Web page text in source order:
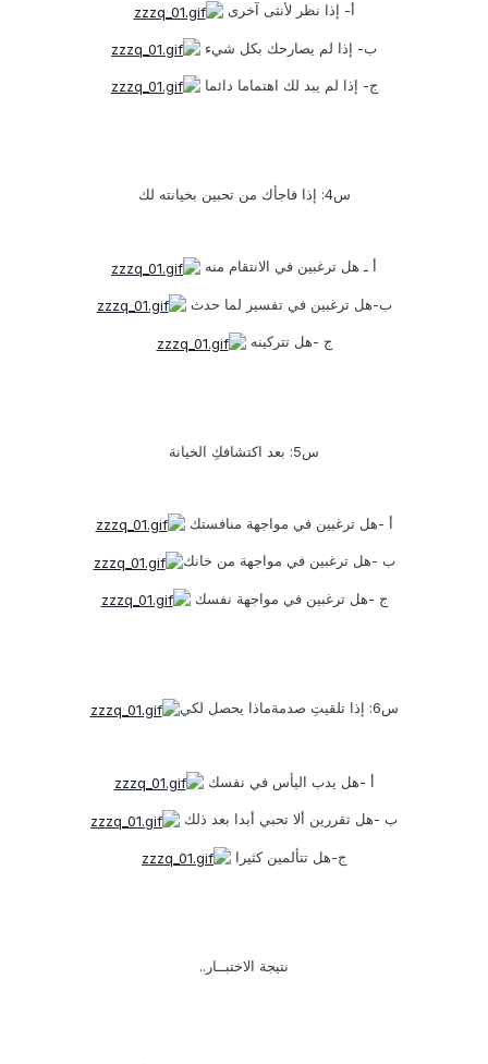
أ- إذا نظر لأنثى آخرى
ب- إذا لم يصارحك بكل شيء
ج- إذا لم يبد لك اهتماما دائما
س4: إذا فاجأك من تحبين بخيانته لك
أ ـ هل ترغبين في الانتقام منه
ب-هل ترغبين في تفسير لما حدث
ج -هل تتركينه
س5: بعد اكتشافكِ الخيانة
أ -هل ترغبين في مواجهة منافستك
ب -هل ترغبين في مواجهة من خانك
ج -هل ترغبين في مواجهة نفسك
س6: إذا تلقيتِ صدمةماذا يحصل لكي
أ -هل يدب اليأس في نفسك
ب -هل تقررين ألا تحبي أبدا بعد ذلك
ج-هل تتألمين كثيرا
نتيجة الاختبــار..